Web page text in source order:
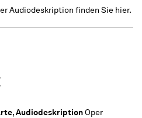
Audiodeskription finden Sie hier.
,AudiodeskriptionOper